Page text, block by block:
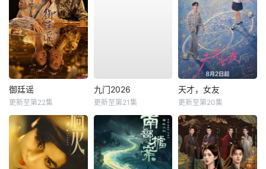
御廷谣
更新至第22集
九门2026
更新至第21集
天才，女友
更新至第20集